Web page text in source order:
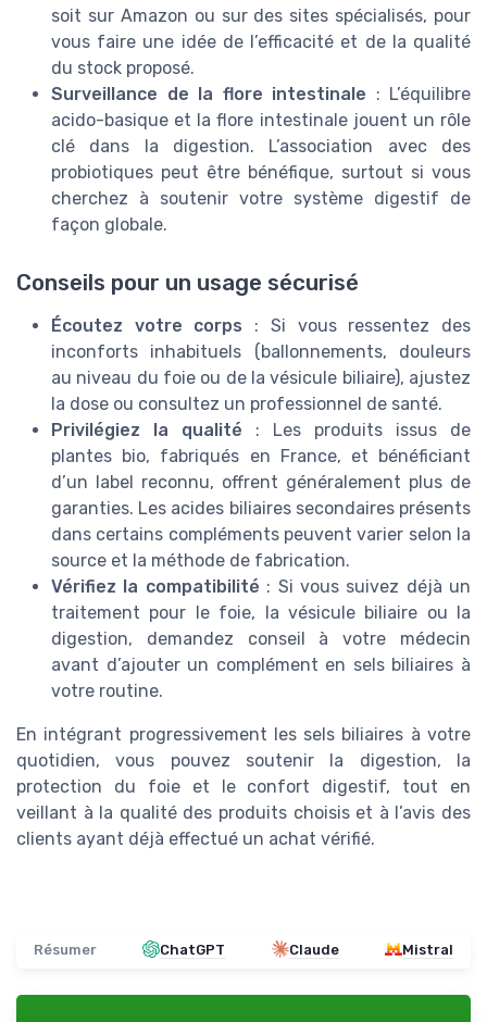
soit sur Amazon ou sur des sites spécialisés, pour
vous faire une idée de l’efficacité et de la qualité
du stock proposé.
Surveillance de la flore intestinale : L’équilibre
acido-basique et la flore intestinale jouent un rôle
clé dans la digestion. L’association avec des
probiotiques peut être bénéfique, surtout si vous
cherchez à soutenir votre système digestif de
façon globale.
Conseils pour un usage sécurisé
Écoutez votre corps : Si vous ressentez des
inconforts inhabituels (ballonnements, douleurs
au niveau du foie ou de la vésicule biliaire), ajustez
la dose ou consultez un professionnel de santé.
Privilégiez la qualité : Les produits issus de
plantes bio, fabriqués en France, et bénéficiant
d’un label reconnu, offrent généralement plus de
garanties. Les acides biliaires secondaires présents
dans certains compléments peuvent varier selon la
source et la méthode de fabrication.
Vérifiez la compatibilité : Si vous suivez déjà un
traitement pour le foie, la vésicule biliaire ou la
digestion, demandez conseil à votre médecin
avant d’ajouter un complément en sels biliaires à
votre routine.
En intégrant progressivement les sels biliaires à votre
quotidien, vous pouvez soutenir la digestion, la
protection du foie et le confort digestif, tout en
veillant à la qualité des produits choisis et à l’avis des
clients ayant déjà effectué un achat vérifié.
Résumer ChatGPT Claude Mistral